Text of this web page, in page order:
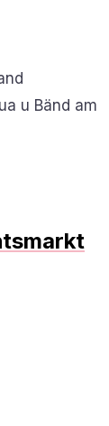
u Bänd am